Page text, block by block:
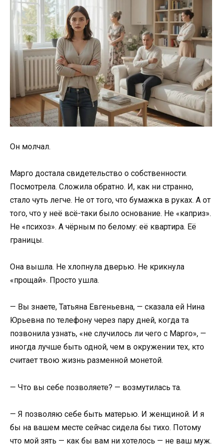
Он молчал.
Марго достала свидетельство о собственности.
Посмотрела. Сложила обратно. И, как ни странно,
стало чуть легче. Не от того, что бумажка в руках. А от
того, что у неё всё-таки было основание. Не «каприз».
Не «психоз». А чёрным по белому: её квартира. Её
границы.
Она вышла. Не хлопнула дверью. Не крикнула
«прощай». Просто ушла.
— Вы знаете, Татьяна Евгеньевна, — сказала ей Нина
Юрьевна по телефону через пару дней, когда та
позвонила узнать, «не случилось ли чего с Марго», —
иногда лучше быть одной, чем в окружении тех, кто
считает твою жизнь разменной монетой.
— Что вы себе позволяете? — возмутилась та.
— Я позволяю себе быть матерью. И женщиной. И я
бы на вашем месте сейчас сидела бы тихо. Потому
что мой зять — как бы вам ни хотелось — не ваш муж.